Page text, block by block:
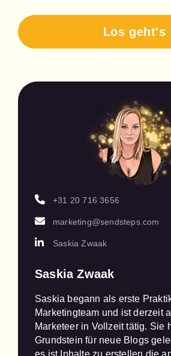
Los geht's
+31 20 716 3656
marketing@sendsteps.com
Saskia Zwaak
Saskia Zwaak
Saskia begann als erste
Marketingteam und ist derzeit
Marketeer in Vollzeit tätig. Sie
Grundstein für neue Blogs
es ist Inhalte zu erstellen die